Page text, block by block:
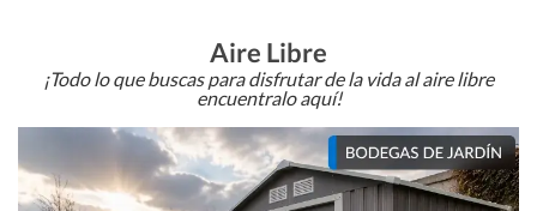
Aire Libre
¡Todo lo que buscas para disfrutar de la vida al aire libre
encuentralo aquí!